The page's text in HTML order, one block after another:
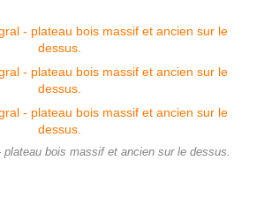
bois massif et ancien sur le dessus.